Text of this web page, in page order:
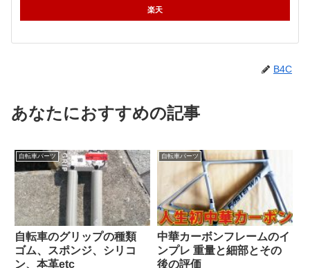
楽天
B4C
あなたにおすすめの記事
自転車パーツ
自転車のグリップの種類
ゴム、スポンジ、シリコ
ン、本革etc
自転車パーツ
中華カーボンフレームのイ
ンプレ 重量と細部とその
後の評価